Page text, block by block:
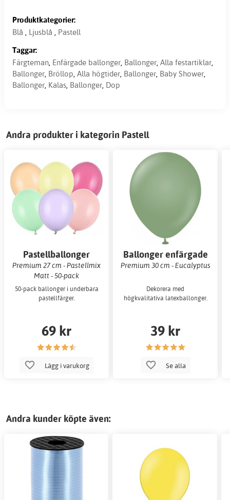
Produktkategorier:
Blå , Ljusblå , Pastell
Taggar:
Färgteman, Enfärgade ballonger, Ballonger, Alla festartiklar,
Ballonger, Bröllop, Alla högtider, Ballonger, Baby Shower,
Ballonger, Kalas, Ballonger, Dop
Andra produkter i kategorin Pastell
Pastellballonger
Premium 27 cm - Pastellmix
Matt - 50-pack
50-pack ballonger i underbara
pastellfärger.
69 kr
Lägg i varukorg
Ballonger enfärgade
Premium 30 cm - Eucalyptus
Dekorera med
högkvalitativa latexballonger.
39 kr
Se alla
Andra kunder köpte även: